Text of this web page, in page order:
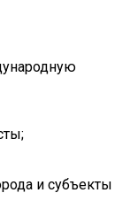
и субъекты